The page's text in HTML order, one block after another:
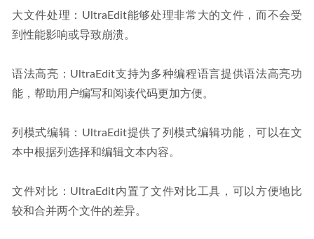
大文件处理：UltraEdit能够处理非常大的文件，而不会受
到性能影响或导致崩溃。
语法高亮：UltraEdit支持为多种编程语言提供语法高亮功
能，帮助用户编写和阅读代码更加方便。
列模式编辑：UltraEdit提供了列模式编辑功能，可以在文
本中根据列选择和编辑文本内容。
文件对比：UltraEdit内置了文件对比工具，可以方便地比
较和合并两个文件的差异。